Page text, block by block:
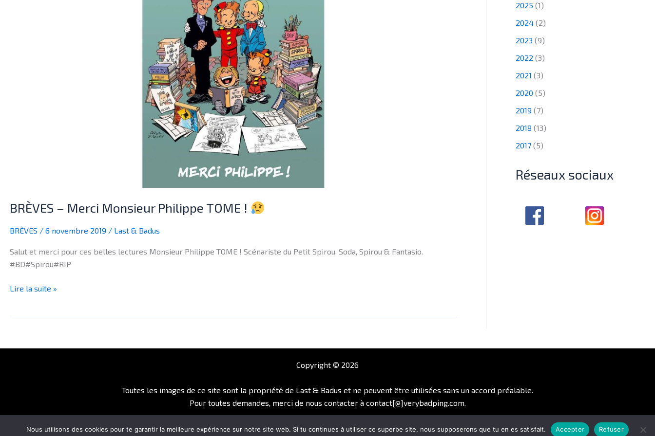
BRÈVES – Merci Monsieur Philippe TOME !
BRÈVES / 6 novembre 2019 / Last & Badus
Salut et merci pour ces belles lectures Monsieur Philippe TOME ! Scénariste du Petit Spirou, Soda, Spirou & Fantasio.
#BD#Spirou#RIP
Lire la suite »
2025 (1)
2024 (2)
2023 (9)
2022 (3)
2021 (3)
2020 (5)
2019 (7)
2018 (13)
2017 (5)
Réseaux sociaux
Copyright © 2026
Toutes les images de ce site sont la propriété de Last & Badus et ne peuvent être utilisées sans un accord préalable.
Pour toutes demandes, merci de nous contacter à contact[@]verybadping.com.
Conditions d'utilisation- Mentions légales
Nous utilisons des cookies pour te garantir la meilleure expérience sur notre site web. Si tu continues à utiliser ce superbe site, nous supposerons que tu en es satisfait. Accepter Refuser